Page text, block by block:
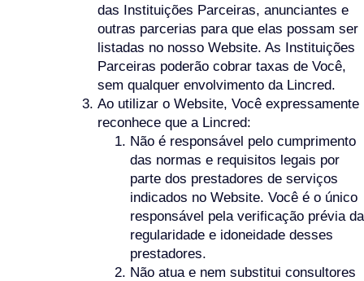
das Instituições Parceiras, anunciantes e
outras parcerias para que elas possam ser
listadas no nosso Website. As Instituições
Parceiras poderão cobrar taxas de Você,
sem qualquer envolvimento da Lincred.
Ao utilizar o Website, Você expressamente
reconhece que a Lincred:
Não é responsável pelo cumprimento
das normas e requisitos legais por
parte dos prestadores de serviços
indicados no Website. Você é o único
responsável pela verificação prévia da
regularidade e idoneidade desses
prestadores.
Não atua e nem substitui consultores